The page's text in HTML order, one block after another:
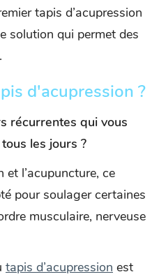
tapis d’acupression
solution qui permet des
d'acupression ?
récurrentes qui vous
les jours ?
et l’acupuncture, ce
pour soulager certaines
musculaire, nerveuse
tapis d’acupression est